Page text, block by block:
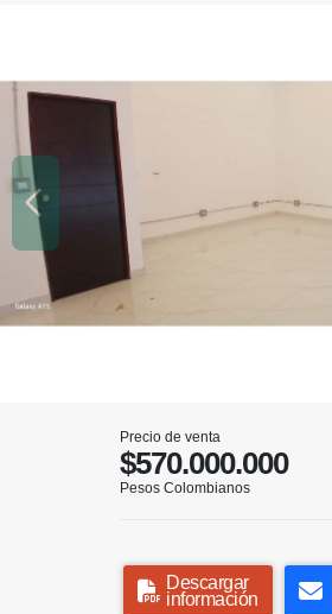
Precio de venta
$570.000.000
Pesos Colombianos
Descargar
información